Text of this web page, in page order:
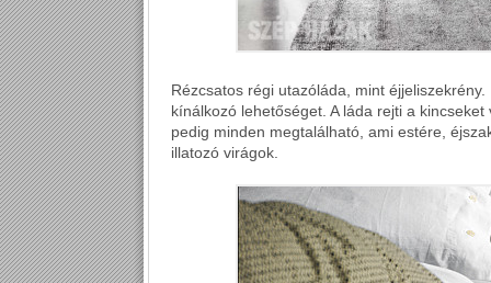
Rézcsatos régi utazóláda, mint
kínálkozó lehetőséget. A láda rejti a
pedig minden megtalálható, ami estére,
illatozó virágok.